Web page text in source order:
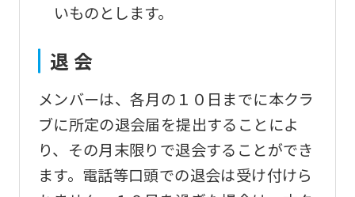
いものとします。
退 会
メンバーは、各月の１０日までに本クラ
ブに所定の退会届を提出することによ
り、その月末限りで退会することができ
ます。電話等口頭での退会は受け付けら
to
the
top
page.